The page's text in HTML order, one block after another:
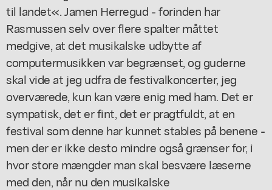
til landet«. Jamen Herregud - forinden har
Rasmussen selv over flere spalter måttet
medgive, at det musikalske udbytte af
computermusikken var begrænset, og guderne
skal vide at jeg udfra de festivalkoncerter, jeg
overværede, kun kan være enig med ham. Det er
sympatisk, det er fint, det er pragtfuldt, at en
festival som denne har kunnet stables på benene -
men der er ikke desto mindre også grænser for, i
hvor store mængder man skal besvære læserne
med den, når nu den musikalske